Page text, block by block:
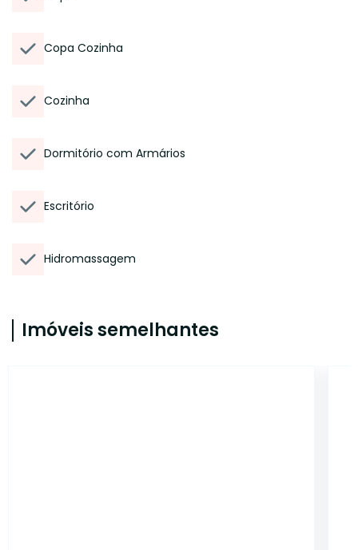
Copa Cozinha
Cozinha
Dormitório com Armários
Escritório
Hidromassagem
Imóveis semelhantes